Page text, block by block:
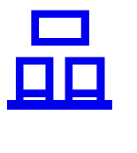
品